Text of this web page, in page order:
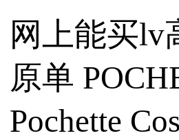
网上能买lv
原单️
Pochette